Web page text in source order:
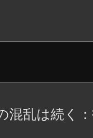
混乱は続く